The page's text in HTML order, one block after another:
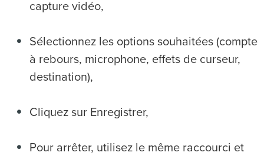
capture vidéo,
Sélectionnez les options souhaitées (compte
à rebours, microphone, effets de curseur,
destination),
Cliquez sur Enregistrer,
Pour arrêter, utilisez le même raccourci et